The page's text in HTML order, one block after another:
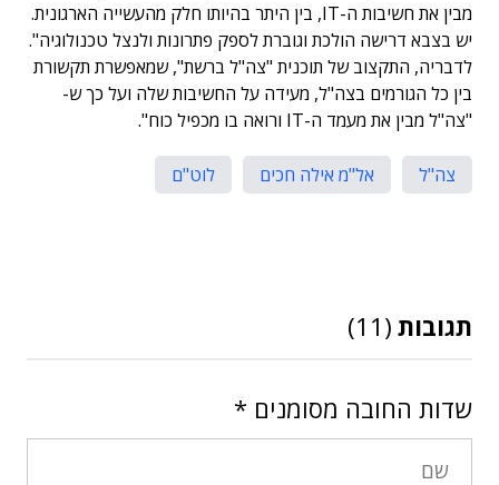
מבין את חשיבות ה-IT, בין היתר בהיותו חלק מהעשייה הארגונית.
יש בצבא דרישה הולכת וגוברת לספק פתרונות ולנצל טכנולוגיה".
לדבריה, התקצוב של תוכנית "צה"ל ברשת", שמאפשרת תקשורת
בין כל הגורמים בצה"ל, מעידה על החשיבות שלה ועל כך ש-
"צה"ל מבין את מעמד ה-IT ורואה בו מכפיל כוח".
צה"ל אל"מ אילה חכים לוט"ם
תגובות (11)
שדות החובה מסומנים *